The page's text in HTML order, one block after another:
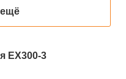
ещё
EX300-3